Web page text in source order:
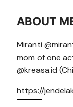
ABOUT
Miranti
mom of one
@kreasa.id
https://